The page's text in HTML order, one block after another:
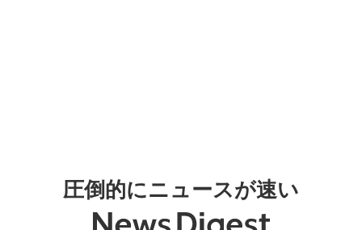
圧倒的にニュースが速い